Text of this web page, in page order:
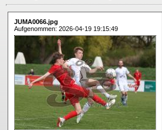
JUMA0066.jpg
Aufgenommen: 2026-04-19 19:15:49